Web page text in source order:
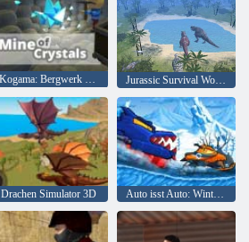
Kogama: Bergwerk der Kristalle Jurassic Survival World der Dinosaurier
Drachen Simulator 3D Auto isst Auto: Winterabenteuer